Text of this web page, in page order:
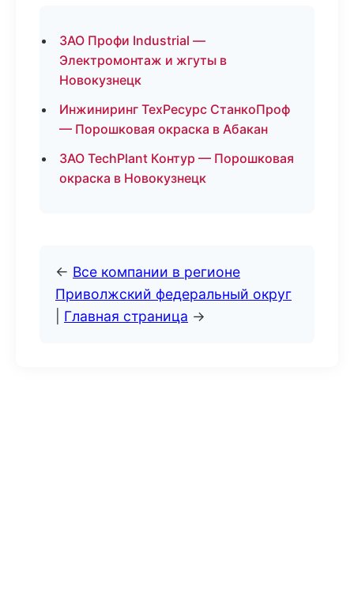
ЗАО Профи Industrial —
Электромонтаж и жгуты в
Новокузнецк
Инжиниринг ТехРесурс СтанкоПроф
— Порошковая окраска в Абакан
ЗАО TechPlant Контур — Порошковая
окраска в Новокузнецк
← Все компании в регионе
Приволжский федеральный округ
Главная страница →